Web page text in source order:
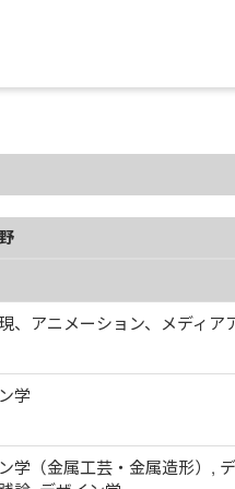
、アニメーション、メディア
学
学（金属工芸・金属造形）,